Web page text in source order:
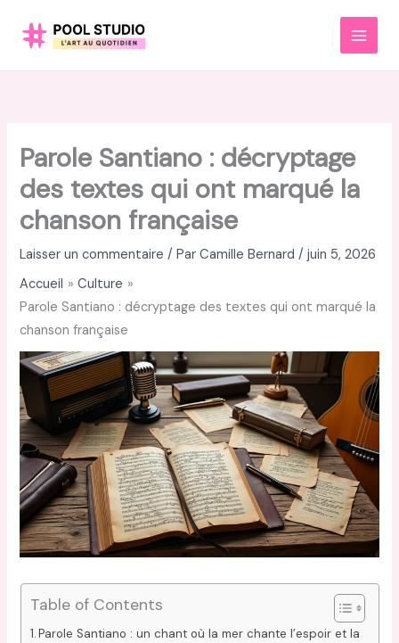
MAIN
Parole Santiano : décryptage
des textes qui ont marqué la
chanson française
Laisser un commentaire / ParCamille Bernard/juin 5, 2026
Accueil
Culture
Parole Santiano : décryptage des textes qui ont marqué la
chanson française
Table of Contents
Parole Santiano : un chant où la mer chante l’espoir et la